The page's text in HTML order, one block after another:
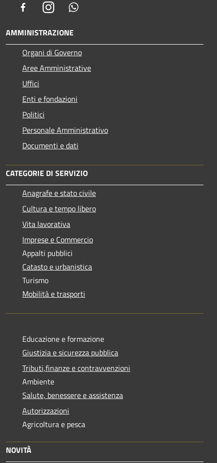
FacebookInstagram
AMMINISTRAZIONE
Organi di Governo
Aree Amministrative
Uffici
Enti e fondazioni
Politici
Personale Amministrativo
Documenti e dati
CATEGORIE DI SERVIZIO
Anagrafe e stato civile
Cultura e tempo libero
Vita lavorativa
Imprese e Commercio
Appalti pubblici
Catasto e urbanistica
Turismo
Mobilità e trasporti
Educazione e formazione
Giustizia e sicurezza pubblica
Tributi,finanze e contravvenzioni
Ambiente
Salute, benessere e assistenza
Autorizzazioni
Agricoltura e pesca
NOVITÀ